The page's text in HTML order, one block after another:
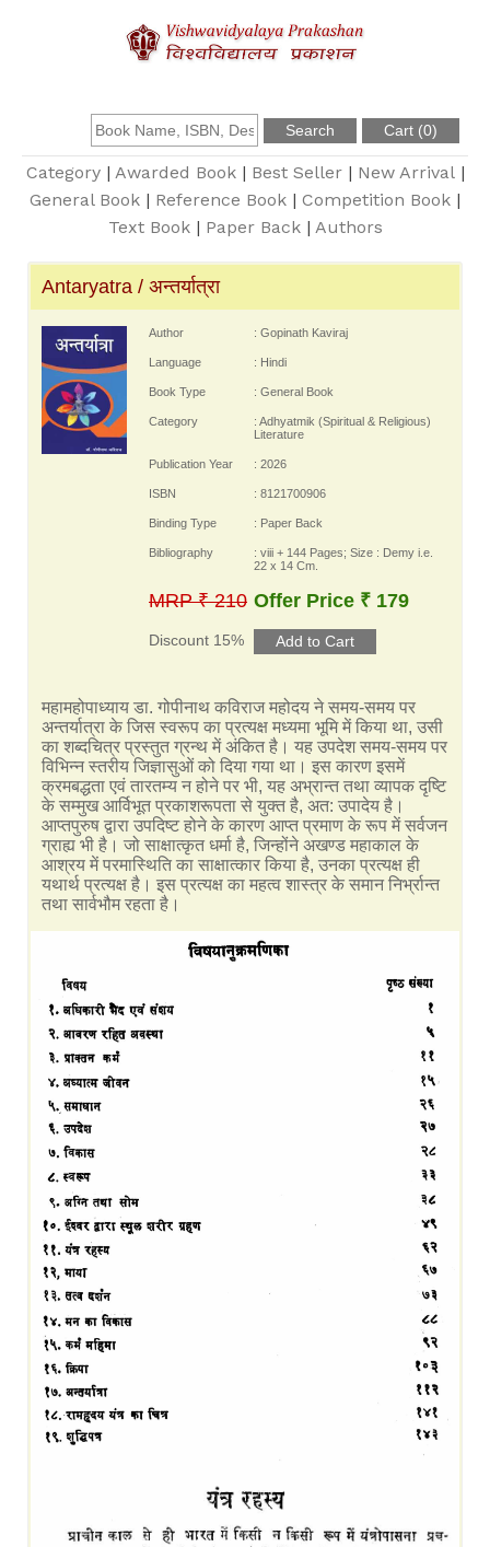
Founder
Catalogue
Contact Us
Register
Login
Category| Awarded Book| Best Seller| New Arrival|
General Book | Reference Book | Competition Book |
Text Book| Paper Back| Authors
Antaryatra / अन्तर्यात्रा
Author : Gopinath Kaviraj
Language : Hindi
Book Type : General Book
Category
: Adhyatmik (Spiritual & Religious)
Literature
Publication Year : 2026
ISBN : 8121700906
Binding Type : Paper Back
Bibliography
: viii + 144 Pages; Size : Demy i.e.
22 x 14 Cm.
MRP ₹ 210
Discount 15%
Offer Price ₹ 179
महामहोपाध्याय डा. गोपीनाथ कविराज महोदय ने समय-समय पर
अन्तर्यात्रा के जिस स्वरूप का प्रत्यक्ष मध्यमा भूमि में किया था, उसी
का शब्दचित्र प्रस्तुत ग्रन्थ में अंकित है। यह उपदेश समय-समय पर
विभिन्न स्तरीय जिज्ञासुओं को दिया गया था। इस कारण इसमें
क्रमबद्धता एवं तारतम्य न होने पर भी, यह अभ्रान्त तथा व्यापक दृष्टि
के सम्मुख आर्विभूत प्रकाशरूपता से युक्त है, अत: उपादेय है।
आप्तपुरुष द्वारा उपदिष्ट होने के कारण आप्त प्रमाण के रूप में सर्वजन
ग्राह्य भी है। जो साक्षात्कृत धर्मा है, जिन्होंने अखण्ड महाकाल के
आश्रय में परमास्थिति का साक्षात्कार किया है, उनका प्रत्यक्ष ही
यथार्थ प्रत्यक्ष है। इस प्रत्यक्ष का महत्व शास्त्र के समान निर्भ्रान्त
तथा सार्वभौम रहता है।